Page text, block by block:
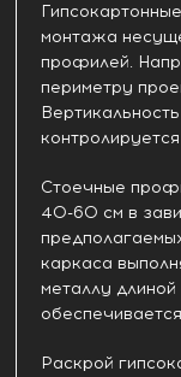
монтажа
профилей.
периметру
Стоечные
40-60 см в
каркаса
металлу
Раскрой